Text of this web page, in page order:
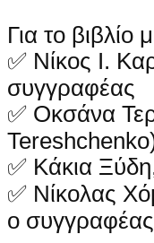
Για το βιβλίο
✅ Νίκος Ι.
συγγραφέας
✅ Οκσάνα
✅ Κάκια
✅ Νίκολας
ο